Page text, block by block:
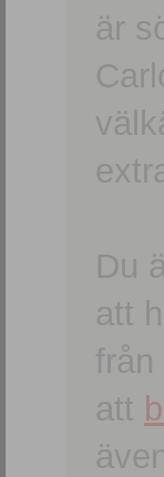
är
Du
att
att